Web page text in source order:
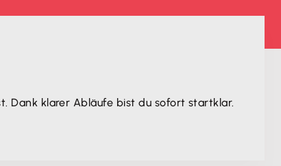
Dank klarer Abläufe bist du sofort startklar.